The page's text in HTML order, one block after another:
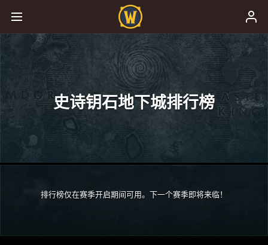
史诗钥石地下城排行榜
排行榜仅在赛季开启期间可用。下一个赛季即将来临！